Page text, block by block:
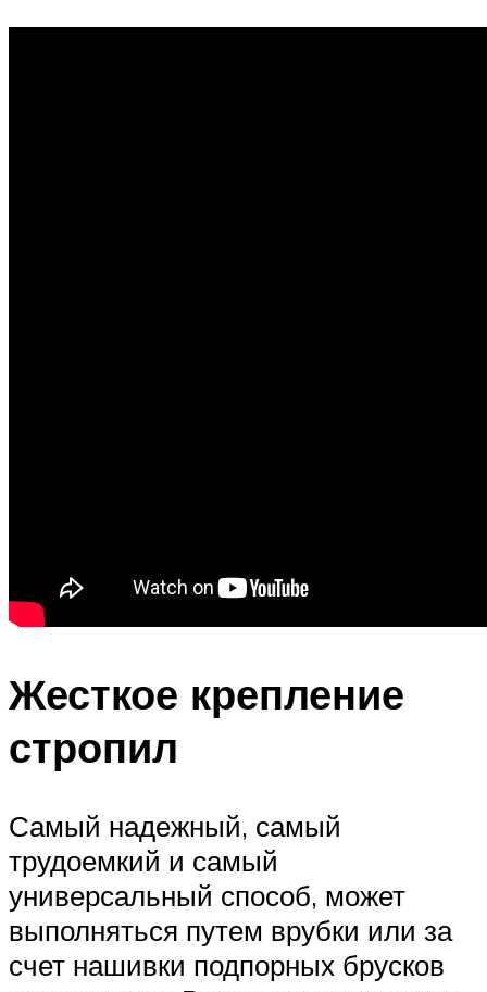
Жесткое крепление
стропил
Самый надежный, самый
трудоемкий и самый
универсальный способ, может
выполняться путем врубки или за
счет нашивки подпорных брусков